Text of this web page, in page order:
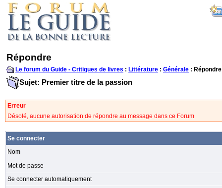
Répondre
Le forum du Guide - Critiques de livres : Littérature : Générale : Répondre
Sujet: Premier titre de la passion
Erreur
Désolé, aucune autorisation de répondre au message dans ce Forum
Se connecter
Nom
Mot de passe
Se connecter automatiquement